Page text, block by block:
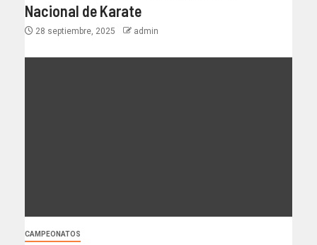
Nacional de Karate
28 septiembre, 2025 admin
CAMPEONATOS